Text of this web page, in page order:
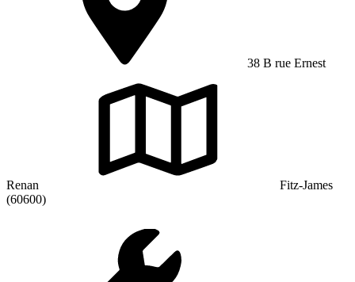
38 B rue Ernest
Renan
Fitz-James
(60600)